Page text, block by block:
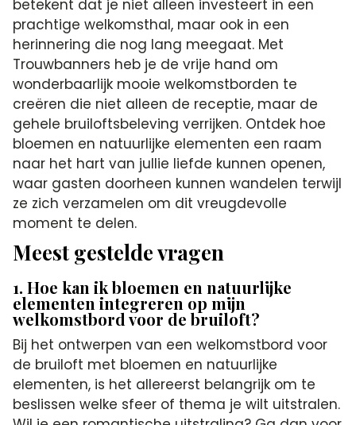
betekent dat je niet alleen investeert in een
prachtige welkomsthal, maar ook in een
herinnering die nog lang meegaat. Met
Trouwbanners heb je de vrije hand om
wonderbaarlijk mooie welkomstborden te
creëren die niet alleen de receptie, maar de
gehele bruiloftsbeleving verrijken. Ontdek hoe
bloemen en natuurlijke elementen een raam
naar het hart van jullie liefde kunnen openen,
waar gasten doorheen kunnen wandelen terwijl
ze zich verzamelen om dit vreugdevolle
moment te delen.
Meest gestelde vragen
1. Hoe kan ik bloemen en natuurlijke
elementen integreren op mijn
welkomstbord voor de bruiloft?
Bij het ontwerpen van een welkomstbord voor
de bruiloft met bloemen en natuurlijke
elementen, is het allereerst belangrijk om te
beslissen welke sfeer of thema je wilt uitstralen.